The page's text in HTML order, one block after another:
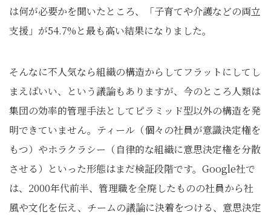
は何が必要かを聞いたところ、「子育てや介護などの両立
支援」が54.7%と最も高い結果になりました。
そんなに不人気なら組織の構造からしてフラットにしてし
まえばいい、という議論もありますが、今のところ人類は
集団の効率的管理手法としてピラミッド型以外の構造を発
明できていません。ティール（個々の社員が意識決定権を
もつ）やホラクラシー（自律的な組織に意思決定権を分散
させる）といった形態はまだ検証段階です。Google社で
は、2000年代前半、管理職を全廃したものの社員から社
風や文化を伝え、チームの議論に決着をつける、意思決定